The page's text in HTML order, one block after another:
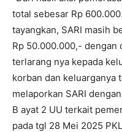
total sebesar Rp
tayangkan, SARI masih
Rp 50.000.000,- dengan
terlarang nya kepada
korban dan keluarganya
melaporkan SARI
B ayat 2 UU terkait
pada tgl 28 Mei 2025